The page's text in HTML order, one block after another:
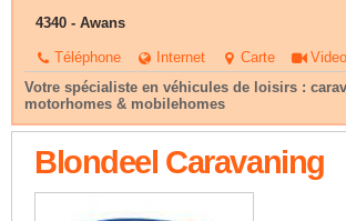
4340 - Awans
Téléphone Internet Carte
Votre spécialiste en véhicules de loisirs :
motorhomes & mobilehomes
Blondeel Caravaning